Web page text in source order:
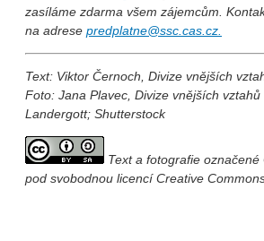
zasíláme zdarma všem zájemcům.
na adrese predplatne@ssc.cas.cz.
Text: Viktor Černoch, Divize vnějších
Foto: Jana Plavec, Divize vnějších vztahů
Landergott; Shutterstock
Text a fotografie označené
pod svobodnou licencí Creative